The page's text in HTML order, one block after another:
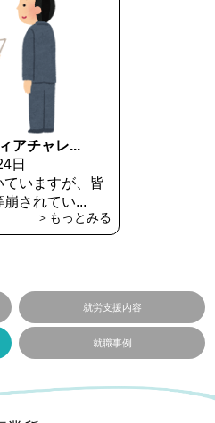
アチャレ...
日
いますが、皆
崩されてい...
＞もっとみる
就労支援内容
就職事例